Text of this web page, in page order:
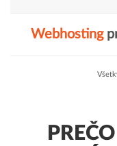
Webhosting